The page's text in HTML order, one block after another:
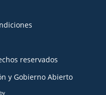
reservados
y Gobierno Abierto